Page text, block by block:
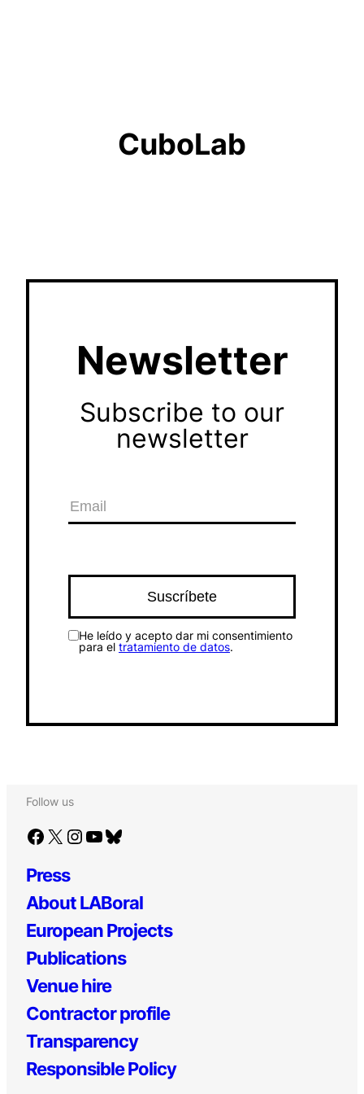
CuboLab
Newsletter
Subscribe to our
newsletter
He leído y acepto dar mi consentimiento
para el tratamiento de datos.
Follow us
Facebook X Instagram YouTube Bluesky
Press
About LABoral
European Projects
Publications
Venue hire
Contractor profile
Transparency
Responsible Policy